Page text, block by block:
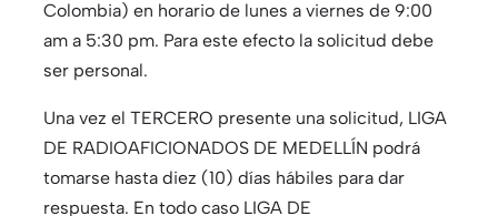
Colombia) en horario de lunes a viernes de 9:00
am a 5:30 pm. Para este efecto la solicitud debe
ser personal.
Una vez el TERCERO presente una solicitud, LIGA
DE RADIOAFICIONADOS DE MEDELLÍN podrá
tomarse hasta diez (10) días hábiles para dar
respuesta. En todo caso LIGA DE